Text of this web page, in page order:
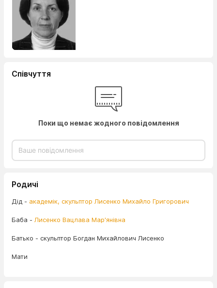
Співчуття
Поки що немає жодного повідомлення
Родичі
Дід - академік, скульптор Лисенко Михайло Григорович
Баба - Лисенко Вацлава Мар'янівна
Батько - скульптор Богдан Михайлович Лисенко
Мати